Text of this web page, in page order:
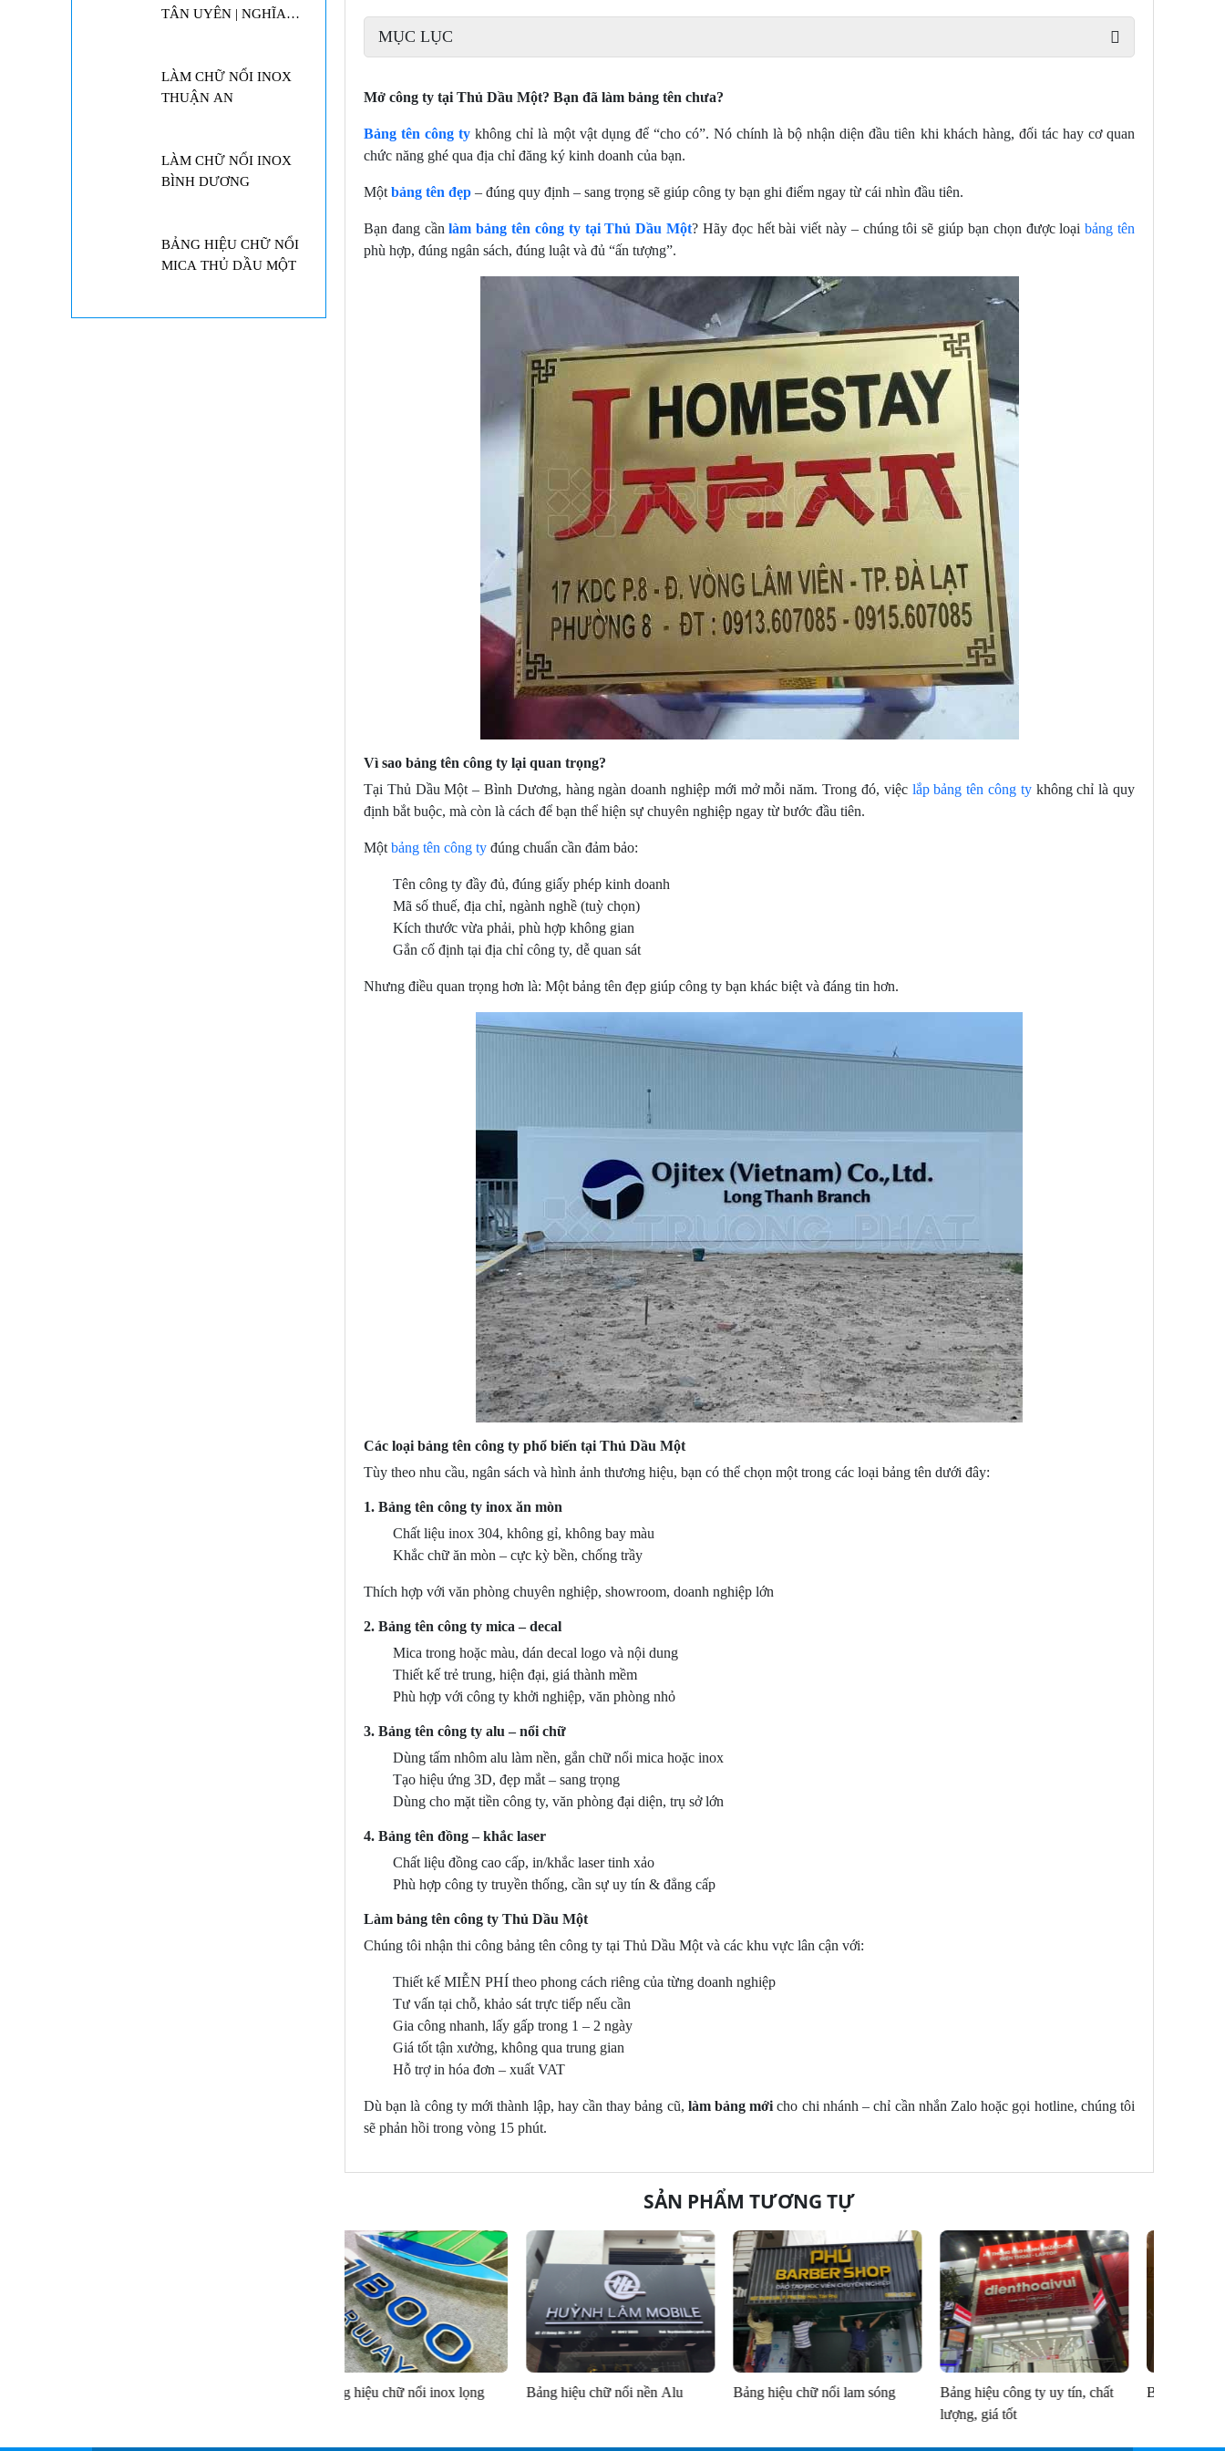
THUẬN AN
LÀM CHỮ NỔI INOX
BÌNH DƯƠNG
BẢNG HIỆU CHỮ NỔI
MICA THỦ DẦU MỘT
LÀM BẢNG HIỆU BÌNH
DƯƠNG
MỤC LỤC
Mở công ty tại Thủ Dầu Một? Bạn đã làm bảng tên chưa?
Bảng tên công ty không chỉ là một vật dụng để “cho có”. Nó chính là bộ nhận diện đầu tiên khi khách hàng, đối tác hay cơ quan
chức năng ghé qua địa chỉ đăng ký kinh doanh của bạn.
Mộtbảng tên đẹp – đúng quy định – sang trọng sẽ giúp công ty bạn ghi điểm ngay từ cái nhìn đầu tiên.
Bạn đang cầnlàm bảng tên công ty tại Thủ Dầu Một? Hãy đọc hết bài viết này – chúng tôi sẽ giúp bạn chọn được loạibảng tên
phù hợp, đúng ngân sách, đúng luật và đủ “ấn tượng”.
Vì sao bảng tên công ty lại quan trọng?
Tại Thủ Dầu Một – Bình Dương, hàng ngàn doanh nghiệp mới mở mỗi năm. Trong đó, việc lắp bảng tên công tykhông chỉ là quy
định bắt buộc, mà còn là cách để bạn thể hiện sự chuyên nghiệp ngay từ bước đầu tiên.
Mộtbảng tên công ty đúng chuẩn cần đảm bảo:
Tên công ty đầy đủ, đúng giấy phép kinh doanh
Mã số thuế, địa chỉ, ngành nghề (tuỳ chọn)
Kích thước vừa phải, phù hợp không gian
Gắn cố định tại địa chỉ công ty, dễ quan sát
Nhưng điều quan trọng hơn là: Một bảng tên đẹp giúp công ty bạn khác biệt và đáng tin hơn.
Các loại bảng tên công ty phổ biến tại Thủ Dầu Một
Tùy theo nhu cầu, ngân sách và hình ảnh thương hiệu, bạn có thể chọn một trong các loại bảng tên dưới đây:
1. Bảng tên công ty inox ăn mòn
Chất liệu inox 304, không gỉ, không bay màu
Khắc chữ ăn mòn – cực kỳ bền, chống trầy
Thích hợp với văn phòng chuyên nghiệp, showroom, doanh nghiệp lớn
2. Bảng tên công ty mica – decal
Mica trong hoặc màu, dán decal logo và nội dung
Thiết kế trẻ trung, hiện đại, giá thành mềm
Phù hợp với công ty khởi nghiệp, văn phòng nhỏ
3. Bảng tên công ty alu – nổi chữ
Dùng tấm nhôm alu làm nền, gắn chữ nổi mica hoặc inox
Tạo hiệu ứng 3D, đẹp mắt – sang trọng
Dùng cho mặt tiền công ty, văn phòng đại diện, trụ sở lớn
4. Bảng tên đồng – khắc laser
Chất liệu đồng cao cấp, in/khắc laser tinh xảo
Phù hợp công ty truyền thống, cần sự uy tín & đẳng cấp
Làm bảng tên công ty Thủ Dầu Một
Chúng tôi nhận thi công bảng tên công ty tại Thủ Dầu Một và các khu vực lân cận với:
Thiết kế MIỄN PHÍ theo phong cách riêng của từng doanh nghiệp
Tư vấn tại chỗ, khảo sát trực tiếp nếu cần
Gia công nhanh, lấy gấp trong 1 – 2 ngày
Giá tốt tận xưởng, không qua trung gian
Hỗ trợ in hóa đơn – xuất VAT
Dù bạn là công ty mới thành lập, hay cần thay bảng cũ, làm bảng mớicho chi nhánh – chỉ cần nhắn Zalo hoặc gọi hotline, chúng tôi
sẽ phản hồi trong vòng 15 phút.
SẢN PHẨM TƯƠNG TỰ
Biển ALu - Mica Biển quảng cáo bạt Hiflex Hộp đèn
Bảng hiệu chữ nổi inox lọng
viền